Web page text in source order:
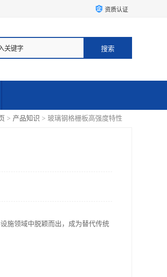
资质认证
> 产品知识 > 玻璃钢格栅板高强度特性
施领域中脱颖而出，成为替代传统